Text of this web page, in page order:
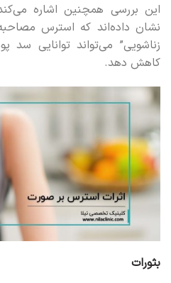
این بررسی همچنین اشاره
نشان داده‌اند که استرس
زناشویی” می‌تواند توانایی سد
کاهش دهد.
بثورات